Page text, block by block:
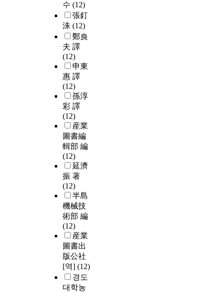
수 (12)
張釘
洙 (12)
鄭良
夫 譯
(12)
申東
惠 譯
(12)
孫淳
彩 譯
(12)
産業
圖書編
輯部 編
(12)
延濟
振 著
(12)
半島
機械技
術部 編
(12)
産業
圖書出
版公社
[역] (12)
경도
대학농